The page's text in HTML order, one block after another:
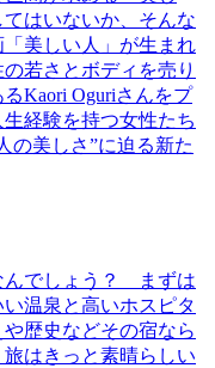
はいないか、そんな
美しい人」が生まれ
若さとボディを売り
Kaori Oguriさんをプ
経験を持つ女性たち
の美しさ”に迫る新た
んでしょう？ まずは
温泉と高いホスピタ
歴史などその宿なら
はきっと素晴らしい